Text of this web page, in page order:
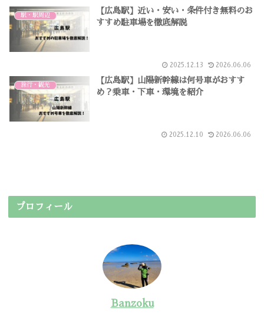
駅・駅周辺
【広島駅】近い・安い・条件付き無料のお
すすめ駐車場を徹底解説
2025.12.13 2026.06.06
旅行・観光
【広島駅】山陽新幹線は何号車がおすす
め？乗車・下車・環境を紹介
2025.12.10 2026.06.06
プロフィール
Banzoku